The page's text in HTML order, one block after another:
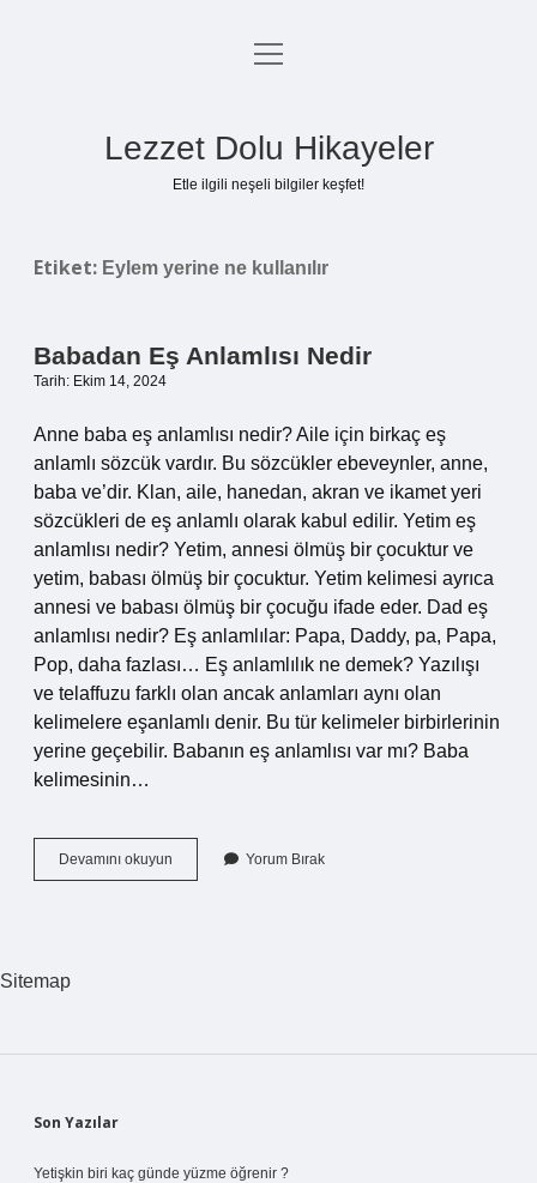
Anasayfa
menüyü
Lezzet Dolu Hikayeler
Etle ilgili neşeli bilgiler keşfet!
Etiket: Eylem yerine ne kullanılır
Babadan Eş Anlamlısı Nedir
Tarih: Ekim 14, 2024
Anne baba eş anlamlısı nedir? Aile için birkaç eş
anlamlı sözcük vardır. Bu sözcükler ebeveynler, anne,
baba ve’dir. Klan, aile, hanedan, akran ve ikamet yeri
sözcükleri de eş anlamlı olarak kabul edilir. Yetim eş
anlamlısı nedir? Yetim, annesi ölmüş bir çocuktur ve
yetim, babası ölmüş bir çocuktur. Yetim kelimesi ayrıca
annesi ve babası ölmüş bir çocuğu ifade eder. Dad eş
anlamlısı nedir? Eş anlamlılar: Papa, Daddy, pa, Papa,
Pop, daha fazlası… Eş anlamlılık ne demek? Yazılışı
ve telaffuzu farklı olan ancak anlamları aynı olan
kelimelere eşanlamlı denir. Bu tür kelimeler birbirlerinin
yerine geçebilir. Babanın eş anlamlısı var mı? Baba
kelimesinin…
Devamını okuyun Babadan
Eş
Yorum Bırak
Sitemap
Sidebar
Son Yazılar
Yetişkin biri kaç günde yüzme öğrenir ?